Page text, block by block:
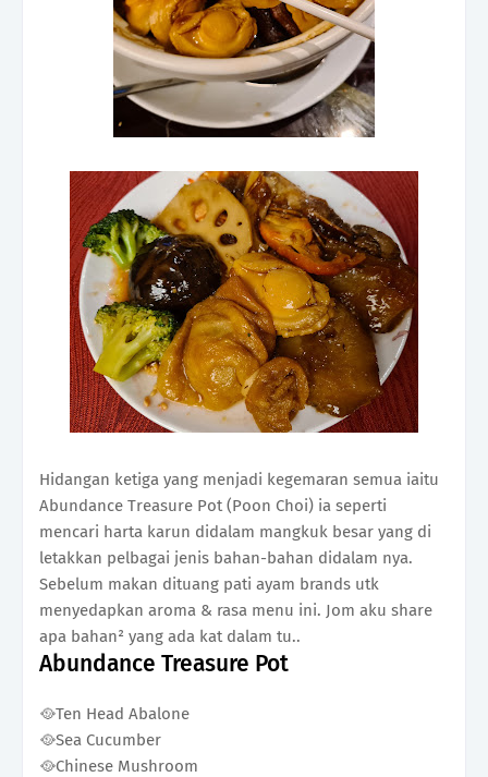
Hidangan ketiga yang menjadi kegemaran semua iaitu
Abundance Treasure Pot (Poon Choi) ia seperti
mencari harta karun didalam mangkuk besar yang di
letakkan pelbagai jenis bahan-bahan didalam nya.
Sebelum makan dituang pati ayam brands utk
menyedapkan aroma & rasa menu ini. Jom aku share
apa bahan² yang ada kat dalam tu..
Abundance Treasure Pot
🥘Ten Head Abalone
🥘Sea Cucumber
🥘Chinese Mushroom